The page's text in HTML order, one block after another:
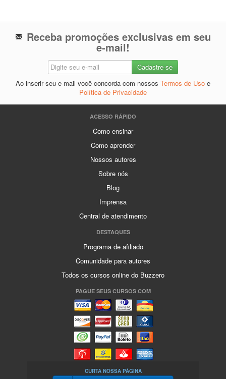
Receba promoções exclusivas em seu
e-mail!
Ao inserir seu e-mail você concorda com nossos Termos de Uso e
Política de Privacidade
ACESSO RÁPIDO
Como ensinar
Como aprender
Nossos autores
Sobre nós
Blog
Imprensa
Central de atendimento
DESTAQUES
Programa de afiliado
Comunidade para autores
Todos os cursos online do Buzzero
PAGUE SEUS CURSOS COM
CURTA NOSSA PÁGINA